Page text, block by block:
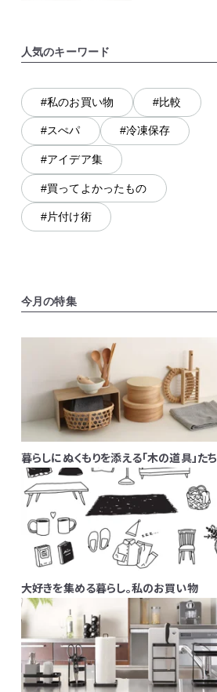
人気のキーワード
#私のお買い物 #比較
#スぺパ #冷凍保存
#アイデア集
#買ってよかったもの
#片付け術
今月の特集
暮らしにぬくもりを添える「木の道具」たち
大好きを集める暮らし。私のお買い物